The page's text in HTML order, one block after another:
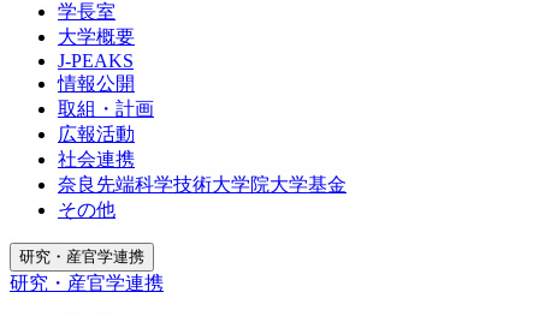
学長室
大学概要
J-PEAKS
情報公開
取組・計画
広報活動
社会連携
奈良先端科学技術大学院大学基金
その他
研究・産官学連携
研究・産官学連携